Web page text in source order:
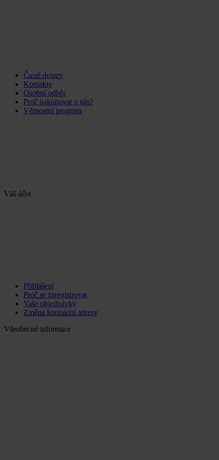
Časté dotazy
Kontakty
Osobní odběr
Proč nakupovat u nás?
Věrnostní program
Váš účet
Přihlášení
Proč se zaregistrovat
Vaše objednávky
Změna kontaktní adresy
Všeobecné informace